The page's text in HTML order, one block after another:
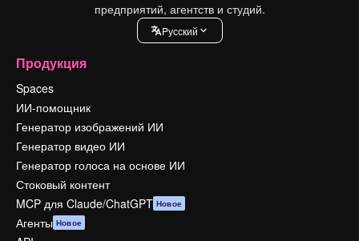
предприятий, агентств и студий.
Pусский
Продукция
Spaces
ИИ-помощник
Генератор изображений ИИ
Генератор видео ИИ
Генератор голоса на основе ИИ
Стоковый контент
MCP для Claude/ChatGPT Новое
Агенты Новое